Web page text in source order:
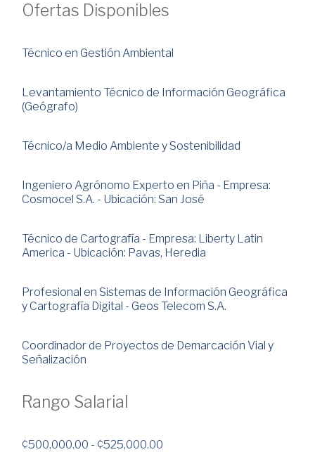
Ofertas Disponibles
Técnico en Gestión Ambiental
Levantamiento Técnico de Información Geográfica
(Geógrafo)
Técnico/a Medio Ambiente y Sostenibilidad
Ingeniero Agrónomo Experto en Piña - Empresa:
Cosmocel S.A. - Ubicación: San José
Técnico de Cartografía - Empresa: Liberty Latin
America - Ubicación: Pavas, Heredia
Profesional en Sistemas de Información Geográfica
y Cartografía Digital - Geos Telecom S.A.
Coordinador de Proyectos de Demarcación Vial y
Señalización
Rango Salarial
¢500,000.00 - ¢525,000.00